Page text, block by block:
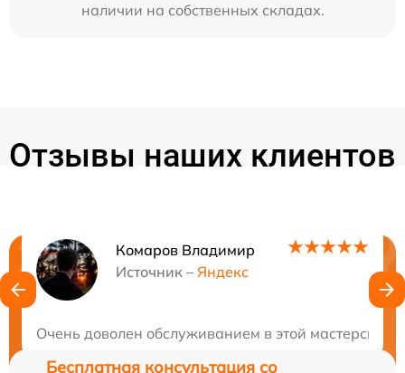
наличии на собственных складах.
Отзывы наших клиентов
Комаров Владимир
Источник – Яндекс
Очень доволен обслуживанием в этой
Нужна консультация?
Бесплатная консультация со